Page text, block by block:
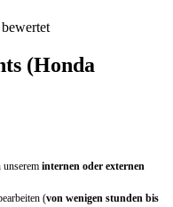
(Honda
internen oder externen
(von wenigen stunden bis